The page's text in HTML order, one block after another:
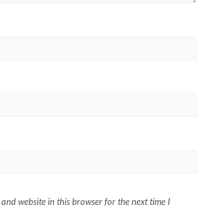
and website in this browser for the next time I